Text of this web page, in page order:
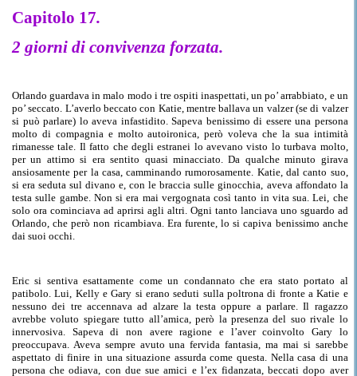
Capitolo 17.
2 giorni di convivenza forzata.
Orlando guardava in malo modo i tre ospiti inaspettati, un po’ arrabbiato, e un
po’ seccato. L’averlo beccato con Katie, mentre ballava un valzer (se di valzer
si può parlare) lo aveva infastidito. Sapeva benissimo di essere una persona
molto di compagnia e molto autoironica, però voleva che la sua intimità
rimanesse tale. Il fatto che degli estranei lo avevano visto lo turbava molto,
per un attimo si era sentito quasi minacciato.Da qualche minuto girava
ansiosamente per la casa, camminando rumorosamente. Katie, dal canto suo,
si era seduta sul divano e, con le braccia sulle ginocchia, aveva affondato la
testa sulle gambe. Non si era mai vergognatacosì tanto in vita sua.Lei, che
solo ora cominciava ad aprirsi agli altri. Ogni tanto lanciava uno sguardo ad
Orlando,che però non ricambiava. Era furente,lo si capiva benissimo anche
dai suoi occhi.
Eric si sentiva esattamente come un condannato che era stato portato al
patibolo. Lui, Kelly e Gary si erano seduti sulla poltrona di fronte a Katie e
nessuno dei tre accennava ad alzare la testa oppure a parlare. Il ragazzo
avrebbe voluto spiegare tutto all’amica, però la presenza del suo rivale lo
innervosiva. Sapeva di non avere ragione e l’aver coinvolto Gary lo
preoccupava. Aveva sempre avuto una fervida fantasia, ma mai si sarebbe
aspettato di finire in una situazione assurda come questa. Nella casa di una
persona che odiava, con due sue amici e l’ex fidanzata, beccati dopo aver